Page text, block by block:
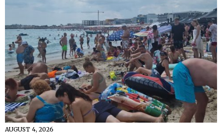
AUGUST 4, 2026